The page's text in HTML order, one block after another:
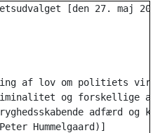
[den 27. maj 2025]
af lov om politiets
og forskellige
adfærd og
Hummelgaard)]